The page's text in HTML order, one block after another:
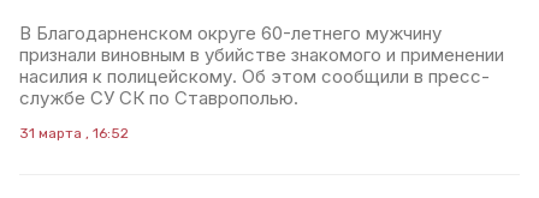
В Благодарненском округе 60-летнего мужчину
признали виновным в убийстве знакомого и применении
насилия к полицейскому. Об этом сообщили в пресс-
службе СУ СК по Ставрополью.
31 марта , 16:52